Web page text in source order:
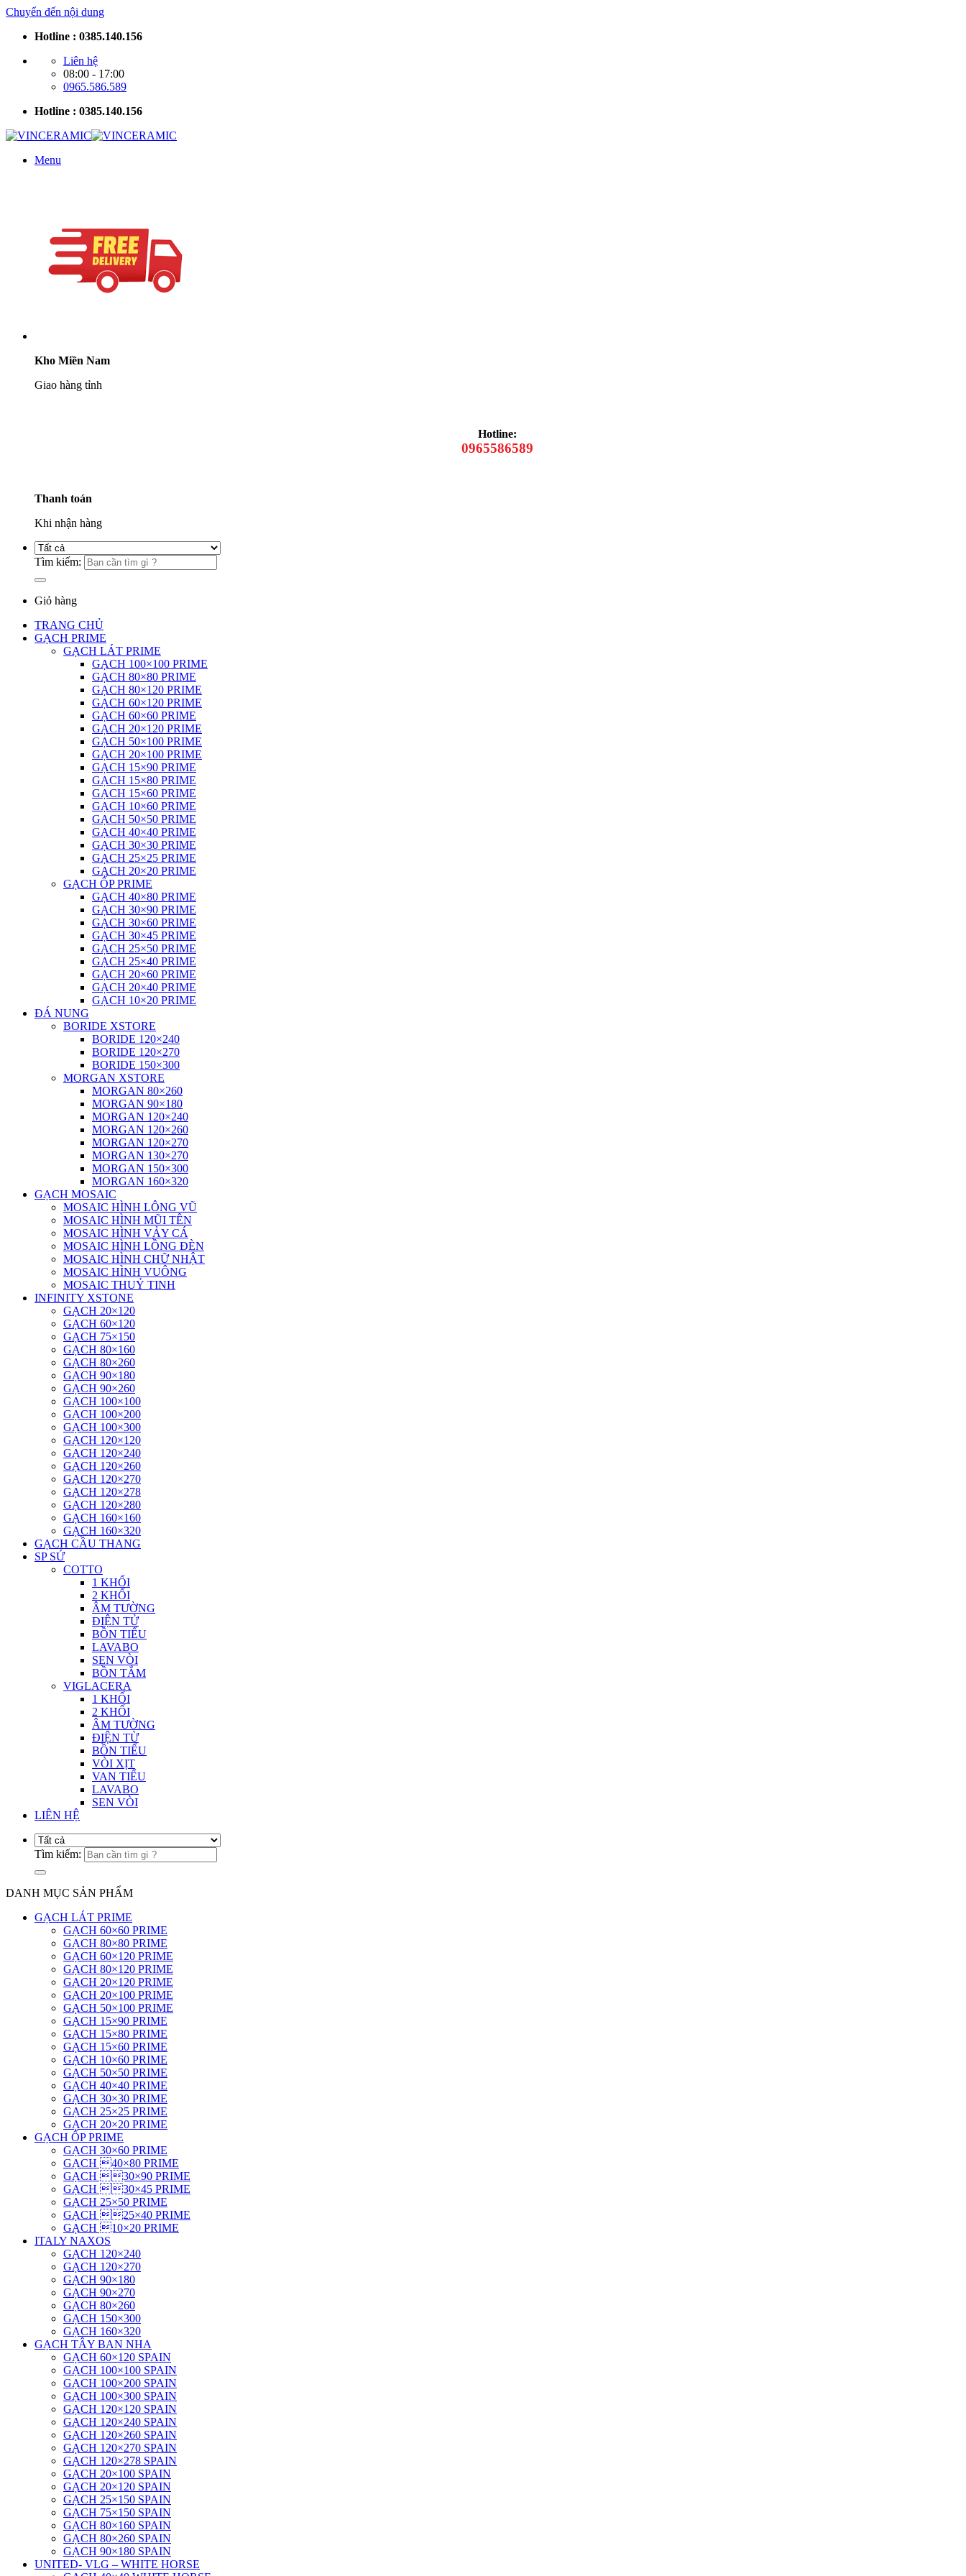
Chuyển đến nội dung
Hotline : 0385.140.156
Liên hệ
08:00 - 17:00
0965.586.589
Hotline : 0385.140.156
Menu
Kho Miền Nam
Giao hàng tỉnh
Hotline:
0965586589
Thanh toán
Khi nhận hàng
Tìm kiếm:
Giỏ hàng
TRANG CHỦ
GẠCH PRIME
GẠCH LÁT PRIME
GẠCH 100×100 PRIME
GẠCH 80×80 PRIME
GẠCH 80×120 PRIME
GẠCH 60×120 PRIME
GẠCH 60×60 PRIME
GẠCH 20×120 PRIME
GẠCH 50×100 PRIME
GẠCH 20×100 PRIME
GẠCH 15×90 PRIME
GẠCH 15×80 PRIME
GẠCH 15×60 PRIME
GẠCH 10×60 PRIME
GẠCH 50×50 PRIME
GẠCH 40×40 PRIME
GẠCH 30×30 PRIME
GẠCH 25×25 PRIME
GẠCH 20×20 PRIME
GẠCH ỐP PRIME
GẠCH 40×80 PRIME
GẠCH 30×90 PRIME
GẠCH 30×60 PRIME
GẠCH 30×45 PRIME
GẠCH 25×50 PRIME
GẠCH 25×40 PRIME
GẠCH 20×60 PRIME
GẠCH 20×40 PRIME
GẠCH 10×20 PRIME
ĐÁ NUNG
BORIDE XSTORE
BORIDE 120×240
BORIDE 120×270
BORIDE 150×300
MORGAN XSTORE
MORGAN 80×260
MORGAN 90×180
MORGAN 120×240
MORGAN 120×260
MORGAN 120×270
MORGAN 130×270
MORGAN 150×300
MORGAN 160×320
GẠCH MOSAIC
MOSAIC HÌNH LÔNG VŨ
MOSAIC HÌNH MŨI TÊN
MOSAIC HÌNH VẢY CÁ
MOSAIC HÌNH LỒNG ĐÈN
MOSAIC HÌNH CHỮ NHẬT
MOSAIC HÌNH VUÔNG
MOSAIC THUỶ TINH
INFINITY XSTONE
GẠCH 20×120
GẠCH 60×120
GẠCH 75×150
GẠCH 80×160
GẠCH 80×260
GẠCH 90×180
GẠCH 90×260
GẠCH 100×100
GẠCH 100×200
GẠCH 100×300
GẠCH 120×120
GẠCH 120×240
GẠCH 120×260
GẠCH 120×270
GẠCH 120×278
GẠCH 120×280
GẠCH 160×160
GẠCH 160×320
GẠCH CẦU THANG
SP SỨ
COTTO
1 KHỐI
2 KHỐI
ÂM TƯỜNG
ĐIỆN TỬ
BỒN TIỂU
LAVABO
SEN VÒI
BỒN TẮM
VIGLACERA
1 KHỐI
2 KHỐI
ÂM TƯỜNG
ĐIỆN TỪ
BỒN TIỂU
VÒI XỊT
VAN TIỂU
LAVABO
SEN VÒI
LIÊN HỆ
Tìm kiếm:
DANH MỤC SẢN PHẨM
GẠCH LÁT PRIME
GẠCH 60×60 PRIME
GẠCH 80×80 PRIME
GẠCH 60×120 PRIME
GẠCH 80×120 PRIME
GẠCH 20×120 PRIME
GẠCH 20×100 PRIME
GẠCH 50×100 PRIME
GẠCH 15×90 PRIME
GẠCH 15×80 PRIME
GẠCH 15×60 PRIME
GẠCH 10×60 PRIME
GẠCH 50×50 PRIME
GẠCH 40×40 PRIME
GẠCH 30×30 PRIME
GẠCH 25×25 PRIME
GẠCH 20×20 PRIME
GẠCH ỐP PRIME
GẠCH 30×60 PRIME
GẠCH 40×80 PRIME
GẠCH 30×90 PRIME
GẠCH 30×45 PRIME
GẠCH 25×50 PRIME
GẠCH 25×40 PRIME
GẠCH 10×20 PRIME
ITALY NAXOS
GẠCH 120×240
GẠCH 120×270
GẠCH 90×180
GẠCH 90×270
GẠCH 80×260
GẠCH 150×300
GẠCH 160×320
GẠCH TÂY BAN NHA
GẠCH 60×120 SPAIN
GẠCH 100×100 SPAIN
GẠCH 100×200 SPAIN
GẠCH 100×300 SPAIN
GẠCH 120×120 SPAIN
GẠCH 120×240 SPAIN
GẠCH 120×260 SPAIN
GẠCH 120×270 SPAIN
GẠCH 120×278 SPAIN
GẠCH 20×100 SPAIN
GẠCH 20×120 SPAIN
GẠCH 25×150 SPAIN
GẠCH 75×150 SPAIN
GẠCH 80×160 SPAIN
GẠCH 80×260 SPAIN
GẠCH 90×180 SPAIN
UNITED- VLG – WHITE HORSE